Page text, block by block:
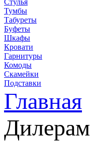
Тумбы
Табуреты
Буфеты
Шкафы
Кровати
Гарнитуры
Комоды
Скамейки
Подставки
Главная
Дилерам